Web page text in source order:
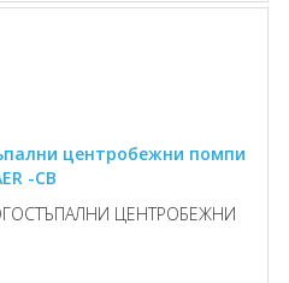
центробежни помпи
-CB
ЦЕНТРОБЕЖНИ